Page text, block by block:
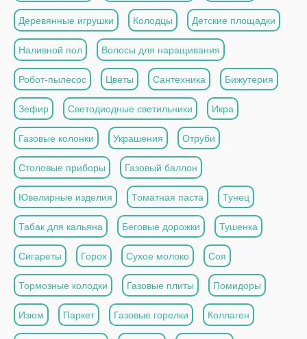
Деревянные игрушки Колодцы Детские площадки
Наливной пол Волосы для наращивания
Робот-пылесос Цветы Сантехника Бижутерия
Зефир Светодиодные светильники Икра
Газовые колонки Украшения Отруби
Столовые приборы Газовый баллон
Ювелирные изделия Томатная паста Тунец
Табак для кальяна Беговые дорожки Тушенка
Сигареты Горох Сухое молоко Соя
Тормозные колодки Газовые плиты Помидоры
Изюм Паркет Газовые горелки Коллаген